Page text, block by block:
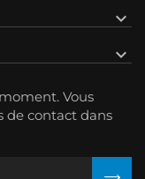


Vous
de contact dans